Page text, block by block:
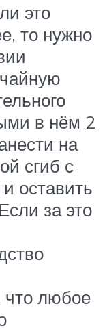
это
то нужно
в нём 2
на
сгиб с
оставить
за это
что любое